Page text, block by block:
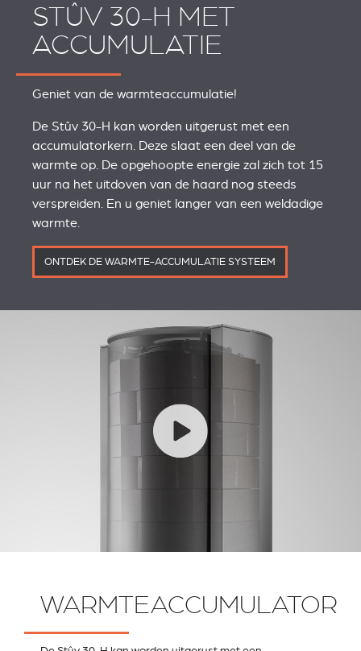
STÛV 30-H MET
ACCUMULATIE
Geniet van de warmteaccumulatie!
De Stûv 30-H kan worden uitgerust met een
accumulatorkern. Deze slaat een deel van de
warmte op. De opgehoopte energie zal zich tot 15
uur na het uitdoven van de haard nog steeds
verspreiden. En u geniet langer van een weldadige
warmte.
ONTDEK DE WARMTE-ACCUMULATIE SYSTEEM
WARMTEACCUMULATOR